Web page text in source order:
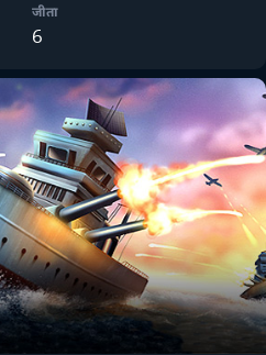
जीता
6